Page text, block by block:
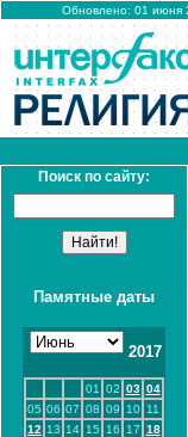
Обновлено: 01 июня
Поиск по сайту:
Памятные даты
2017
01 02 03 04
05 06 07 08 09 10
11
12 13 14 15 16 17 18